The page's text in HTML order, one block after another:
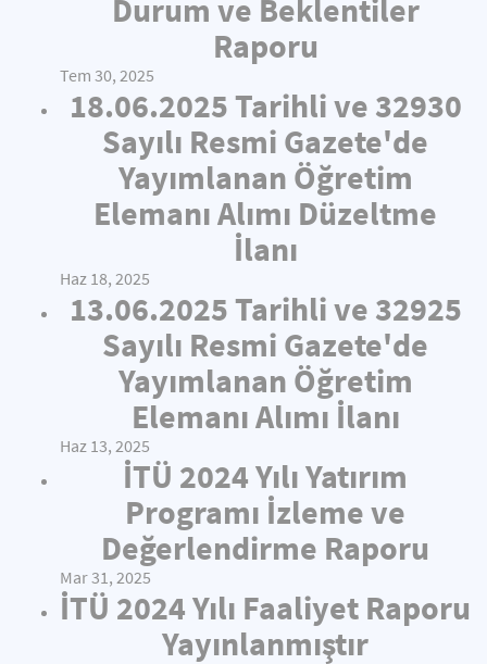
Durum ve Beklentiler
Raporu
Tem 30, 2025
18.06.2025 Tarihli ve 32930
Sayılı Resmi Gazete'de
Yayımlanan Öğretim
Elemanı Alımı Düzeltme
İlanı
Haz 18, 2025
13.06.2025 Tarihli ve 32925
Sayılı Resmi Gazete'de
Yayımlanan Öğretim
Elemanı Alımı İlanı
Haz 13, 2025
İTÜ 2024 Yılı Yatırım
Programı İzleme ve
Değerlendirme Raporu
Mar 31, 2025
İTÜ 2024 Yılı Faaliyet Raporu
Yayınlanmıştır